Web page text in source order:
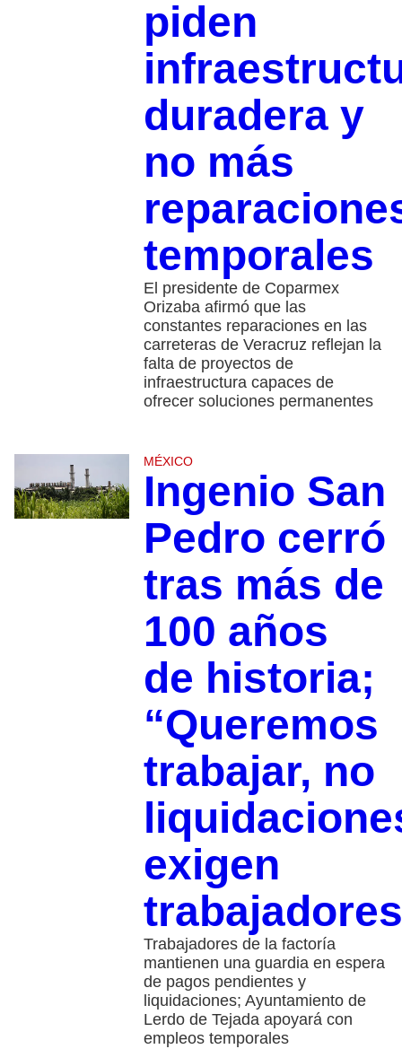
piden
duradera y
no más
temporales
El presidente de Coparmex
Orizaba afirmó que las
constantes reparaciones en las
carreteras de Veracruz reflejan la
falta de proyectos de
infraestructura capaces de
ofrecer soluciones permanentes
MÉXICO
Ingenio San
Pedro cerró
tras más de
100 años
de historia;
“Queremos
trabajar, no
exigen
trabajadores
Trabajadores de la factoría
mantienen una guardia en espera
de pagos pendientes y
liquidaciones; Ayuntamiento de
Lerdo de Tejada apoyará con
empleos temporales